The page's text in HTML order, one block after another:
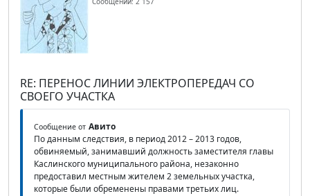
RE: ПЕРЕНОС ЛИНИИ ЭЛЕКТРОПЕРЕДАЧ СО
СВОЕГО УЧАСТКА
Сообщение от Авито
По данным следствия, в период 2012 – 2013 годов,
обвиняемый, занимавший должность заместителя главы
Каслинского муниципального района, незаконно
предоставил местным жителем 2 земельных участка,
которые были обременены правами третьих лиц.